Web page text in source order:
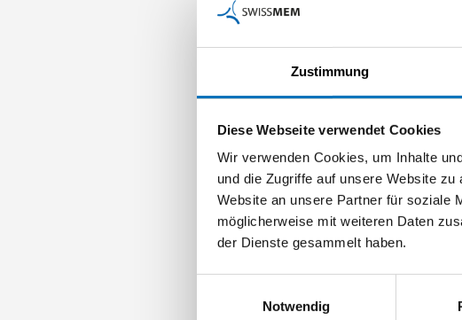
Zustimmung
Diese Webseite verwendet Cookies
Wir verwenden Cookies, um Inhalte
und die Zugriffe auf unsere Website
Website an unsere Partner für soziale
möglicherweise mit weiteren Daten
der Dienste gesammelt haben.
Notwendig